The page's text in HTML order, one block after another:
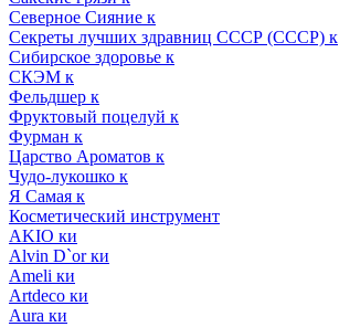
Северное Сияние к
Секреты лучших здравниц СССР (СССР) к
Сибирское здоровье к
СКЭМ к
Фельдшер к
Фруктовый поцелуй к
Фурман к
Царство Ароматов к
Чудо-лукошко к
Я Самая к
Косметический инструмент
AKIO ки
Alvin D`or ки
Ameli ки
Artdeco ки
Aura ки